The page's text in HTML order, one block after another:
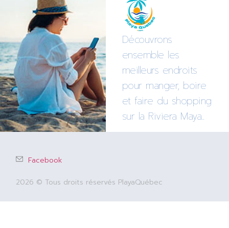
Découvrons
ensemble les
meilleurs endroits
pour manger, boire
et faire du shopping
sur la Riviera Maya..
Facebook
2026 © Tous droits réservés PlayaQuébec